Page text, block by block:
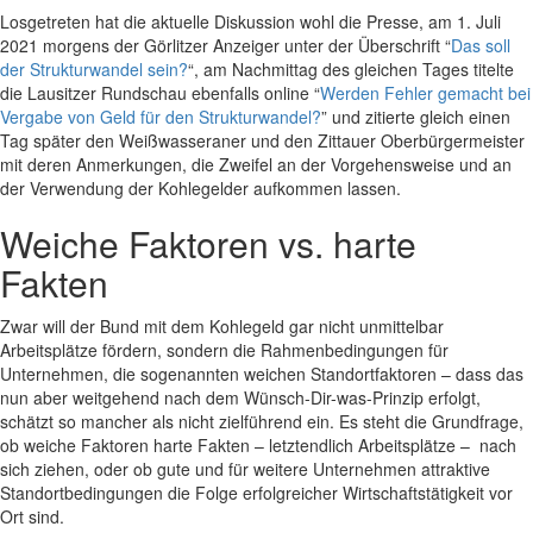
Losgetreten hat die aktuelle Diskussion wohl die Presse, am 1. Juli
2021 morgens der Görlitzer Anzeiger unter der Überschrift “Das soll
der Strukturwandel sein?“, am Nachmittag des gleichen Tages titelte
die Lausitzer Rundschau ebenfalls online “Werden Fehler gemacht bei
Vergabe von Geld für den Strukturwandel?” und zitierte gleich einen
Tag später den Weißwasseraner und den Zittauer Oberbürgermeister
mit deren Anmerkungen, die Zweifel an der Vorgehensweise und an
der Verwendung der Kohlegelder aufkommen lassen.
Weiche Faktoren vs. harte
Fakten
Zwar will der Bund mit dem Kohlegeld gar nicht unmittelbar
Arbeitsplätze fördern, sondern die Rahmenbedingungen für
Unternehmen, die sogenannten weichen Standortfaktoren – dass das
nun aber weitgehend nach dem Wünsch-Dir-was-Prinzip erfolgt,
schätzt so mancher als nicht zielführend ein. Es steht die Grundfrage,
ob weiche Faktoren harte Fakten – letztendlich Arbeitsplätze – nach
sich ziehen, oder ob gute und für weitere Unternehmen attraktive
Standortbedingungen die Folge erfolgreicher Wirtschaftstätigkeit vor
Ort sind.